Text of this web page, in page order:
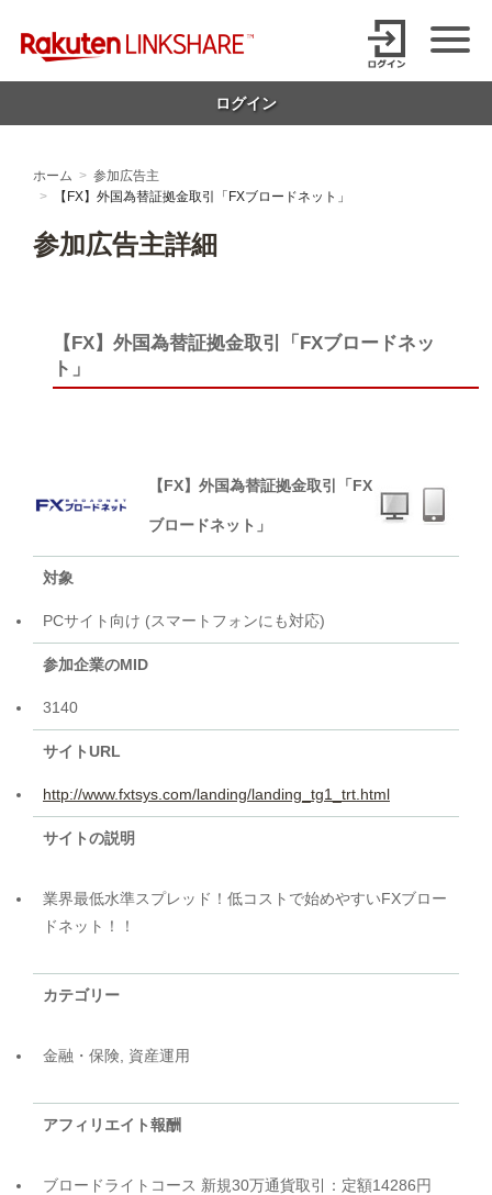
【1円からお支払い可能】アフィリエイトならリンクシェア・ジャパ
ログイン
ホーム
参加広告主
【FX】外国為替証拠金取引「FXブロードネット」
参加広告主詳細
【FX】外国為替証拠金取引「FXブロードネッ
ト」
【FX】外国為替証拠金取引「FX
ブロードネット」
対象
PCサイト向け (スマートフォンにも対応)
参加企業のMID
3140
サイトURL
http://www.fxtsys.com/landing/landing_tg1_trt.html
サイトの説明
業界最低水準スプレッド！低コストで始めやすいFXブロー
ドネット！！
カテゴリー
金融・保険, 資産運用
アフィリエイト報酬
ブロードライトコース 新規30万通貨取引：定額14286円